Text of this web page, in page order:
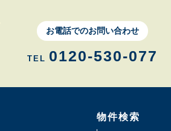
お電話でのお問い合わせ
TEL 0120-530-077
物件検索